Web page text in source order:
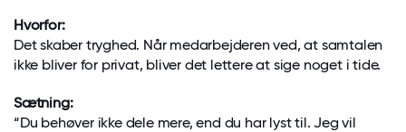
Hvorfor:
Det skaber tryghed. Når medarbejderen ved, at samtalen
ikke bliver for privat, bliver det lettere at sige noget i tide.
Sætning:
“Du behøver ikke dele mere, end du har lyst til. Jeg vil